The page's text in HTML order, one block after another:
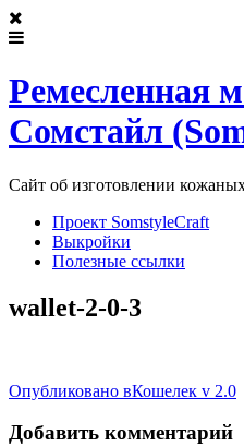
Ремесленная
Сомстайл
Сайт об изготовлении
Проект SomstyleCraft
Выкройки
Полезные ссылки
wallet-2-0-3
Post
navigation
Опубликовано вКошелек v 2.0
Добавить комментарий